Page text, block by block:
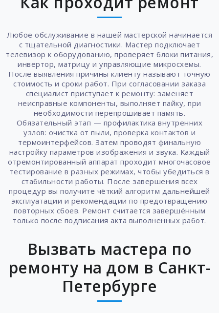
Любое обслуживание в нашей мастерской начинается
с тщательной диагностики. Мастер подключает
телевизор к оборудованию, проверяет блоки питания,
инвертор, матрицу и управляющие микросхемы.
После выявления причины клиенту называют точную
стоимость и сроки работ. При согласовании заказа
специалист приступает к ремонту: заменяет
неисправные компоненты, выполняет пайку, при
необходимости перепрошивает память.
Обязательный этап — профилактика внутренних
узлов: очистка от пыли, проверка контактов и
термоинтерфейсов. Затем проводят финальную
настройку параметров изображения и звука. Каждый
отремонтированный аппарат проходит многочасовое
тестирование в разных режимах, чтобы убедиться в
стабильности работы. После завершения всех
процедур вы получите чёткий алгоритм дальнейшей
эксплуатации и рекомендации по предотвращению
повторных сбоев. Ремонт считается завершённым
только после подписания акта выполненных работ.
Вызвать мастера по
ремонту на дом в Санкт-
Петербурге